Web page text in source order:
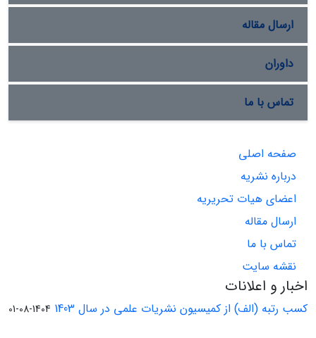
ارسال مقاله
داوران
تماس با ما
صفحه اصلی
درباره نشریه
اعضای هیات تحریریه
ارسال مقاله
تماس با ما
نقشه سایت
اخبار و اعلانات
کسب رتبه (الف) از کمیسیون نشریات علمی در سال 1403 1404-08-01